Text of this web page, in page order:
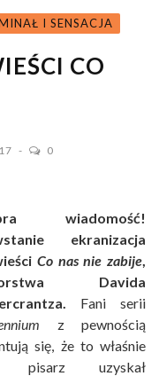
I SENSACJA
CO
0
wiadomość!
ekranizacja
Co nas nie zabije,
Davida
Fani serii
z pewnością
się, że to właśnie
pisarz uzyskał